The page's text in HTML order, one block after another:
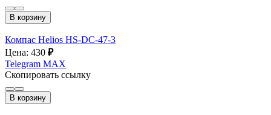
В корзину
Компас Helios HS-DC-47-3
Цена: 430 ₽
Telegram MAX
Скопировать ссылку
В корзину